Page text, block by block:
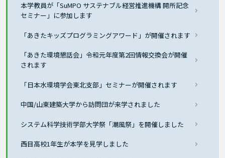
本学教員が「SuMPO サステナブル経営推進機構 開所記念
セミナー」に参加します
「あきたキッズプログラミングアワード」が開催されます
「あきた環境懇話会」令和元年度第2回情報交換会が開催
されます
「日本水環境学会東北支部」セミナーが開催されます
中国/山東建築大学から訪問団が来学されました
システム科学技術学部大学祭「潮風祭」を開催しました
西目高校1年生が本学を見学しました